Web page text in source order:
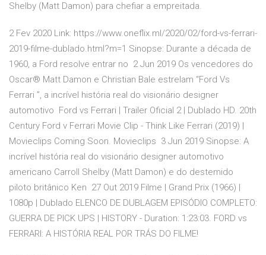
Shelby (Matt Damon) para chefiar a empreitada.
2 Fev 2020 Link: https://www.oneflix.ml/2020/02/ford-vs-ferrari-
2019-filme-dublado.html?m=1 Sinopse: Durante a década de
1960, a Ford resolve entrar no 2 Jun 2019 Os vencedores do
Oscar® Matt Damon e Christian Bale estrelam “Ford Vs
Ferrari ”, a incrível história real do visionário designer
automotivo Ford vs Ferrari | Trailer Oficial 2 | Dublado HD. 20th
Century Ford v Ferrari Movie Clip - Think Like Ferrari (2019) |
Movieclips Coming Soon. Movieclips 3 Jun 2019 Sinopse: A
incrível história real do visionário designer automotivo
americano Carroll Shelby (Matt Damon) e do destemido
piloto britânico Ken 27 Out 2019 Filme | Grand Prix (1966) |
1080p | Dublado ELENCO DE DUBLAGEM EPISÓDIO COMPLETO:
GUERRA DE PICK UPS | HISTORY - Duration: 1:23:03. FORD vs
FERRARI: A HISTÓRIA REAL POR TRÁS DO FILME!